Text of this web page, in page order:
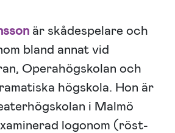
är skådespelare och
bland annat vid
Operahögskolan och
högskola. Hon är
i Malmö
logonom (röst-